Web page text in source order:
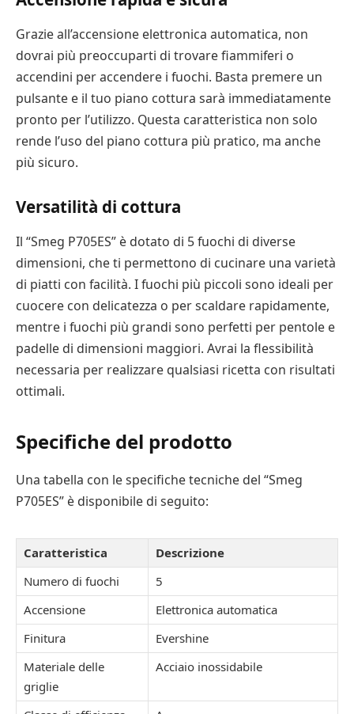
Grazie all’accensione elettronica automatica, non
dovrai più preoccuparti di trovare fiammiferi o
accendini per accendere i fuochi. Basta premere un
pulsante e il tuo piano cottura sarà immediatamente
pronto per l’utilizzo. Questa caratteristica non solo
rende l’uso del piano cottura più pratico, ma anche
più sicuro.
Versatilità di cottura
Il “Smeg P705ES” è dotato di 5 fuochi di diverse
dimensioni, che ti permettono di cucinare una varietà
di piatti con facilità. I fuochi più piccoli sono ideali per
cuocere con delicatezza o per scaldare rapidamente,
mentre i fuochi più grandi sono perfetti per pentole e
padelle di dimensioni maggiori. Avrai la flessibilità
necessaria per realizzare qualsiasi ricetta con risultati
ottimali.
Specifiche del prodotto
Una tabella con le specifiche tecniche del “Smeg
P705ES” è disponibile di seguito:
Caratteristica
Descrizione
Numero di fuochi
5
Accensione
Elettronica automatica
Finitura
Evershine
Materiale delle
griglie
Acciaio inossidabile